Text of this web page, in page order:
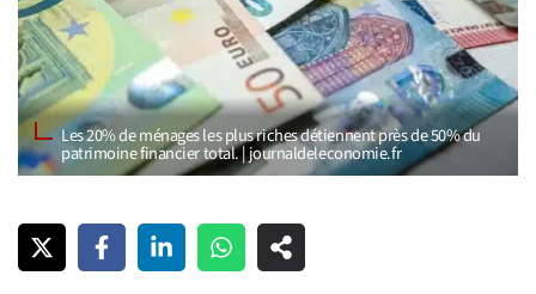
Les 20% de ménages les plus riches détiennent près de 50% du
patrimoine financier total. | journaldeleconomie.fr